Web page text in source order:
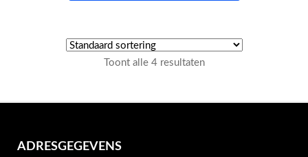
Toont alle 4 resultaten
ADRESGEGEVENS